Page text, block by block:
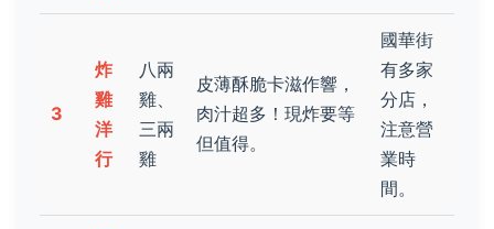
3
炸
雞
洋
行
八兩
雞、
三兩
雞
皮薄酥脆卡滋作響，
肉汁超多！現炸要等
但值得。
國華街
有多家
分店，
注意營
業時
間。